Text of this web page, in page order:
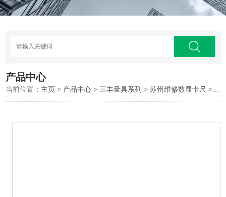
产品中心
当前位置： 主页 > 产品中心 >三丰量具系列 >苏州维修数显卡尺 >维修三丰卡尺